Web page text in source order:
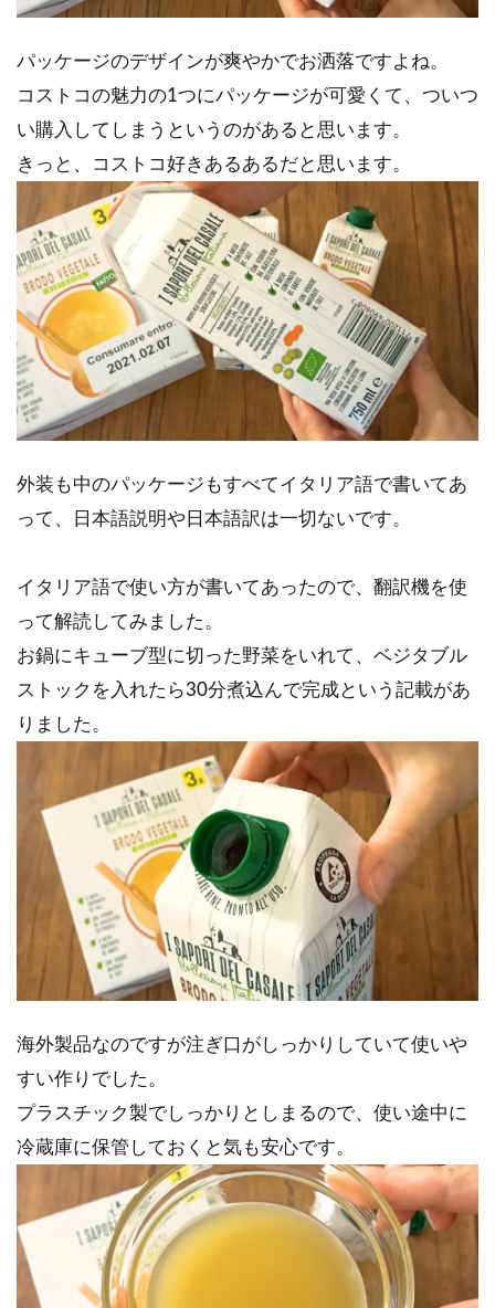
パッケージのデザインが爽やかでお洒落ですよね。
コストコの魅力の1つにパッケージが可愛くて、ついつ
い購入してしまうというのがあると思います。
きっと、コストコ好きあるあるだと思います。
外装も中のパッケージもすべてイタリア語で書いてあ
って、日本語説明や日本語訳は一切ないです。
イタリア語で使い方が書いてあったので、翻訳機を使
って解読してみました。
お鍋にキューブ型に切った野菜をいれて、ベジタブル
ストックを入れたら30分煮込んで完成という記載があ
りました。
海外製品なのですが注ぎ口がしっかりしていて使いや
すい作りでした。
プラスチック製でしっかりとしまるので、使い途中に
冷蔵庫に保管しておくと気も安心です。